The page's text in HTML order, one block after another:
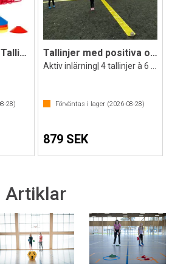
Koordinatsystem | Tallinje | Termometer
28)
Tallinjer med positiva och negativa tal
Förväntas i lager (2026-08-28)
879 SEK
Artiklar